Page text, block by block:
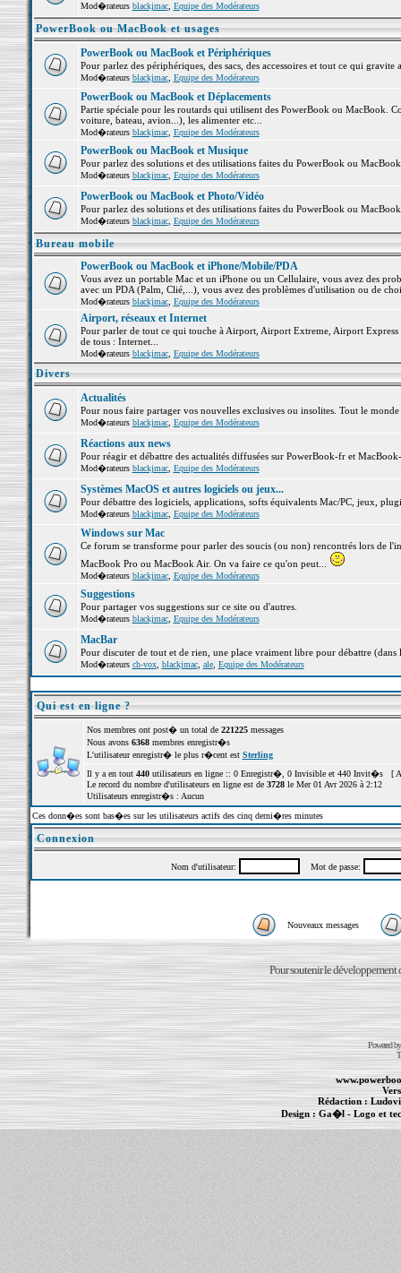
Mod�rateurs blackjmac, Equipe des Modérateurs
PowerBook ou MacBook et usages
PowerBook ou MacBook et Périphériques
Pour parlez des périphériques, des sacs, des accessoires et tout ce qui
Mod�rateurs blackjmac, Equipe des Modérateurs
PowerBook ou MacBook et Déplacements
Partie spéciale pour les routards qui utilisent des PowerBook ou MacBook.
voiture, bateau, avion...), les alimenter etc...
Mod�rateurs blackjmac, Equipe des Modérateurs
PowerBook ou MacBook et Musique
Pour parlez des solutions et des utilisations faites du PowerBook ou
Mod�rateurs blackjmac, Equipe des Modérateurs
PowerBook ou MacBook et Photo/Vidéo
Pour parlez des solutions et des utilisations faites du PowerBook ou
Mod�rateurs blackjmac, Equipe des Modérateurs
Bureau mobile
PowerBook ou MacBook et iPhone/Mobile/PDA
Vous avez un portable Mac et un iPhone ou un Cellulaire, vous avez des
avec un PDA (Palm, Clié,...), vous avez des problèmes d'utilisation ou de
Mod�rateurs blackjmac, Equipe des Modérateurs
Airport, réseaux et Internet
Pour parler de tout ce qui touche à Airport, Airport Extreme, Airport
de tous : Internet...
Mod�rateurs blackjmac, Equipe des Modérateurs
Divers
Actualités
Pour nous faire partager vos nouvelles exclusives ou insolites. Tout le
Mod�rateurs blackjmac, Equipe des Modérateurs
Réactions aux news
Pour réagir et débattre des actualités diffusées sur PowerBook-fr et
Mod�rateurs blackjmac, Equipe des Modérateurs
Systèmes MacOS et autres logiciels ou jeux...
Pour débattre des logiciels, applications, softs équivalents Mac/PC, jeux,
Mod�rateurs blackjmac, Equipe des Modérateurs
Windows sur Mac
Ce forum se transforme pour parler des soucis (ou non) rencontrés lors de
MacBook Pro ou MacBook Air. On va faire ce qu'on peut...
Mod�rateurs blackjmac, Equipe des Modérateurs
Suggestions
Pour partager vos suggestions sur ce site ou d'autres.
Mod�rateurs blackjmac, Equipe des Modérateurs
MacBar
Pour discuter de tout et de rien, une place vraiment libre pour débattre (dans
Mod�rateurs ch-vox, blackjmac, ale, Equipe des Modérateurs
Qui est en ligne ?
Nos membres ont post� un total de 221225messages
Nous avons 6368membres enregistr�s
L'utilisateur enregistr� le plus r�cent est Sterling
Il y a en tout 440utilisateurs en ligne :: 0 Enregistr�, 0 Invisible et 440 Invit�s [
Le record du nombre d'utilisateurs en ligne est de 3728le Mer 01 Avr 2026 à 2:12
Utilisateurs enregistr�s : Aucun
Ces donn�es sont bas�es sur les utilisateurs actifs des cinq derni�res minutes
Connexion
Nom d'utilisateur: Mot de passe:
Nouveaux messages
Pour soutenir le développement
Powered
Rédaction :
Design : Ga�l- Logo et